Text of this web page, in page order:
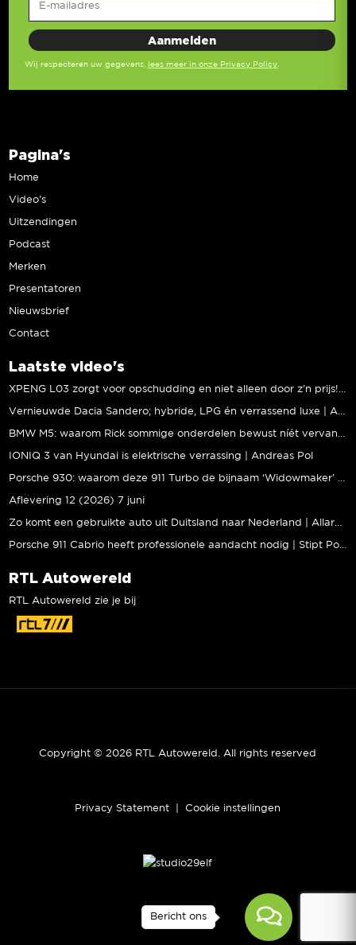
Bericht ons
Wij respecteren uw gegevens, lees meer in onze Privacy Policy.
Pagina's
Home
Video’s
Uitzendingen
Podcast
Merken
Presentatoren
Nieuwsbrief
Contact
Laatste video's
XPENG L03 zorgt voor opschudding en niet alleen door z’n prijs! | Jeroen Mul
Vernieuwde Dacia Sandero; hybride, LPG én verrassend luxe | Andreas Pol
BMW M5: waarom Rick sommige onderdelen bewust níét vervangt | Stipt Polish Point
IONIQ 3 van Hyundai is elektrische verrassing | Andreas Pol
Porsche 930: waarom deze 911 Turbo de bijnaam ‘Widowmaker’ kreeg | Gallery Aaldering
Aflevering 12 (2026) 7 juni
Zo komt een gebruikte auto uit Duitsland naar Nederland | Allard Kalff
Porsche 911 Cabrio heeft professionele aandacht nodig | Stipt Polish Point
RTL Autowereld
RTL Autowereld zie je bij
Copyright © 2026 RTL Autowereld. All rights reserved
Privacy Statement Cookie instellingen